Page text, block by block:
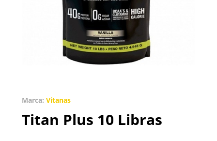
Marca: Vitanas
Titan Plus 10 Libras